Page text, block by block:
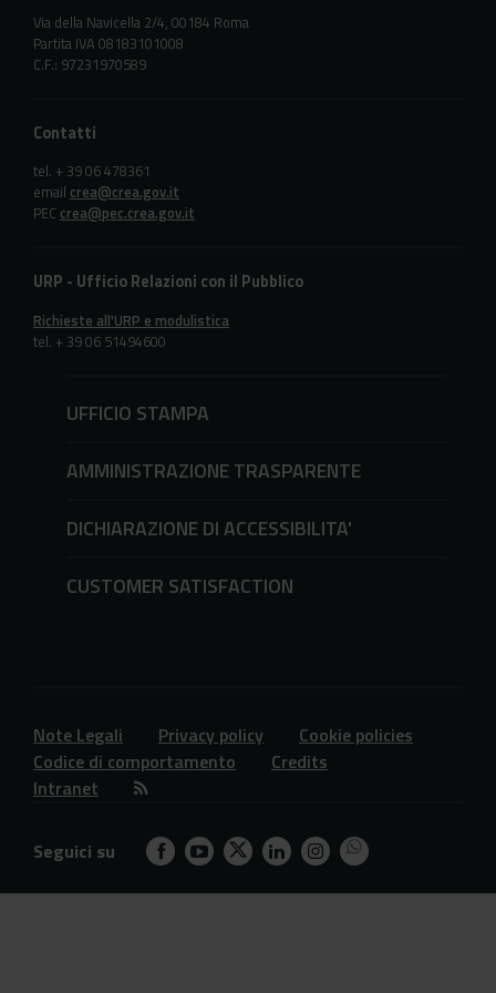
Via della Navicella 2/4, 00184 Roma
Partita IVA 08183101008
C.F.: 97231970589
Contatti
tel. + 39 06 478361
email crea@crea.gov.it
PEC crea@pec.crea.gov.it
URP - Ufficio Relazioni con il Pubblico
Richieste all'URP e modulistica
tel. + 39 06 51494600
UFFICIO STAMPA
AMMINISTRAZIONE TRASPARENTE
DICHIARAZIONE DI ACCESSIBILITA'
CUSTOMER SATISFACTION
Note Legali Privacy policy
Cookie policies
Codice di comportamento
Credits
Intranet
Seguici su